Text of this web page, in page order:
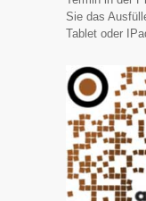
Sie das
Tablet oder